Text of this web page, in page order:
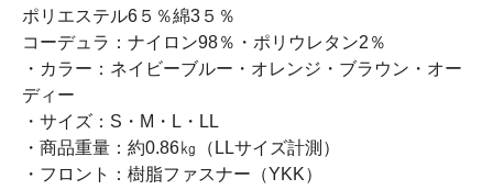
ポリエステル6５％綿3５％
コーデュラ：ナイロン98％・ポリウレタン2％
・カラー：ネイビーブルー・オレンジ・ブラウン・オー
ディー
・サイズ：S・M・L・LL
・商品重量：約0.86㎏（LLサイズ計測）
・フロント：樹脂ファスナー（YKK）